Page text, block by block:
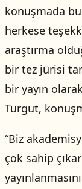
konuşmada
herkese
araştırma
bir tez jürisi
bir yayın
Turgut,
“Biz
çok sahip